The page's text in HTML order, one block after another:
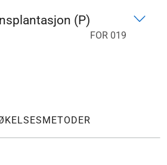
(P)
FOR 019